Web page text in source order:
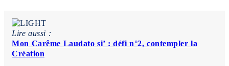
Lire aussi :
Mon Carême Laudato si’ : défi n°2, contempler la
Création